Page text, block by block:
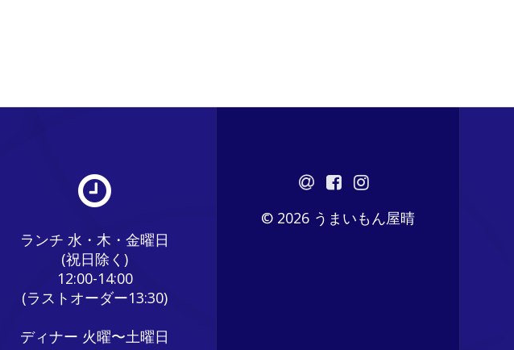
ランチ 水・木・金曜日
(祝日除く)
12:00-14:00
(ラストオーダー13:30)
ディナー 火曜〜土曜日
© 2026 うまいもん屋晴